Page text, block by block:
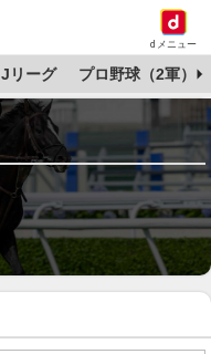
dメニュー
Jリーグ プロ野球（2軍）